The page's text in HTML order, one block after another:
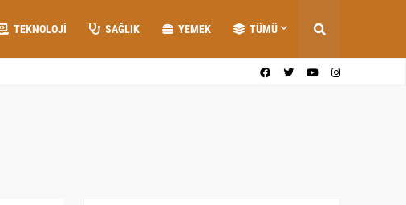
TEKNOLOJI SAĞLIK YEMEK TÜMÜ